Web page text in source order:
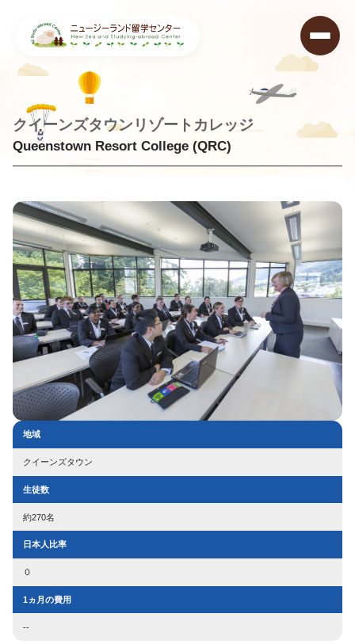
Queenstown Resort College (QRC)
クイーンズタウンリゾートカレッジ
Queenstown Resort College (QRC)
地域
クイーンズタウン
生徒数
約270名
日本人比率
０
1ヵ月の費用
--